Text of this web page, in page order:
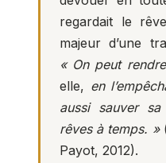
regardait le
majeur d’une
« On peut
elle, en
aussi sauver
rêves à temps. »
Payot, 2012).